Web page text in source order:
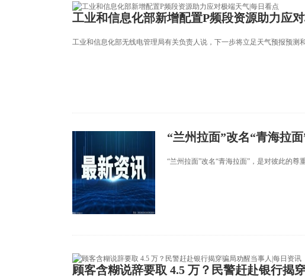
工业和信息化部新增配置P频段资源助力应
工业和信息化部无线电管理局有关负责人说，下一步将立足天气预报预测
“兰州拉面”改名“青海拉
“兰州拉面”改名“青海拉面”，是对彼此的尊
顾客含糊说辞要取 4.5 万？民警赶赴银行揭